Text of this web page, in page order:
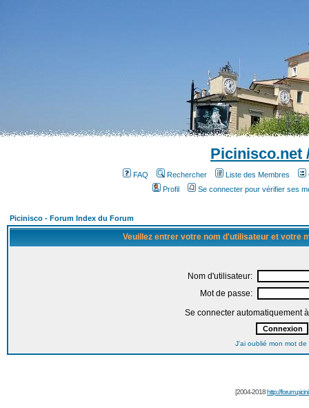
Picinisco.net
FAQ Rechercher Liste des Membres
Profil
Se connecter pour vérifier ses
Picinisco - Forum Index du Forum
Veuillez entrer votre nom d'utilisateur et votre
Nom d'utilisateur:
Mot de passe:
Se connecter automatiquement
J'ai oublié mon mot de
[2004-2018http://